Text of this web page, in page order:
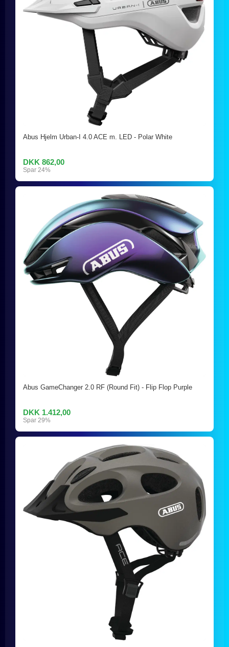
Abus Hjelm Urban-I 4.0 ACE m. LED - Polar White
DKK 862,00
Spar 24%
Abus GameChanger 2.0 RF (Round Fit) - Flip Flop Purple
DKK 1.412,00
Spar 29%